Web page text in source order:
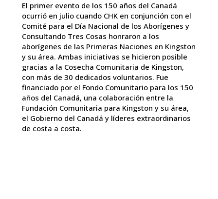
El primer evento de los 150 años del Canadá
ocurrió en julio cuando CHK en conjunción con el
Comité para el Día Nacional de los Aborígenes y
Consultando Tres Cosas honraron a los
aborígenes de las Primeras Naciones en Kingston
y su área. Ambas iniciativas se hicieron posible
gracias a la Cosecha Comunitaria de Kingston,
con más de 30 dedicados voluntarios. Fue
financiado por el Fondo Comunitario para los 150
años del Canadá, una colaboración entre la
Fundación Comunitaria para Kingston y su área,
el Gobierno del Canadá y líderes extraordinarios
de costa a costa.